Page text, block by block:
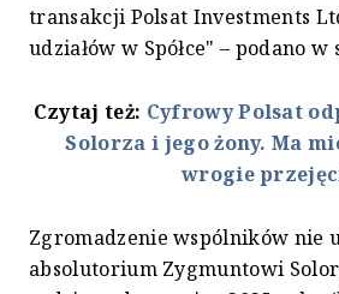
transakcji Polsat Investments
udziałów w Spółce" – podano
Czytaj też: Cyfrowy Polsat
Solorza i jego żony. Ma
wrogie
Zgromadzenie wspólników nie
absolutorium Zygmuntowi